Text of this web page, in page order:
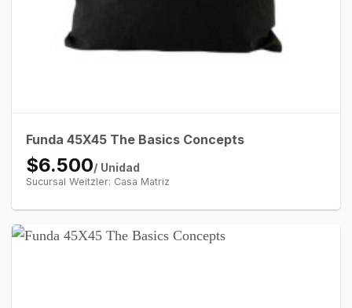
Funda 45X45 The Basics Concepts
$6.500/ Unidad
Sucursal Weitzler: Casa Matriz